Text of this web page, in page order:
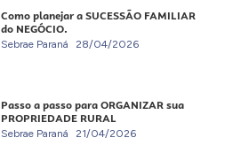
Como planejar a SUCESSÃO FAMILIAR
do NEGÓCIO.
Sebrae Paraná 28/04/2026
Passo a passo para ORGANIZAR sua
PROPRIEDADE RURAL
Sebrae Paraná 21/04/2026